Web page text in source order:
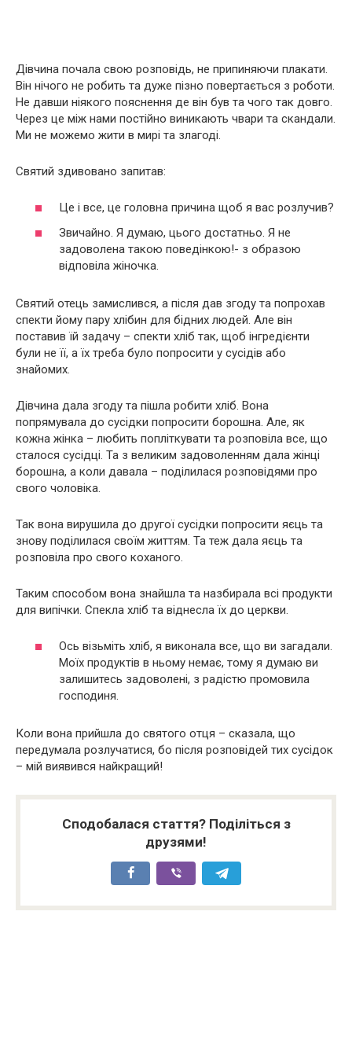
Дівчина почала свою розповідь, не припиняючи плакати.
Він нічого не робить та дуже пізно повертається з роботи.
Не давши ніякого пояснення де він був та чого так довго.
Через це між нами постійно виникають чвари та скандали.
Ми не можемо жити в мирі та злагоді.
Святий здивовано запитав:
Це і все, це головна причина щоб я вас розлучив?
Звичайно. Я думаю, цього достатньо. Я не
задоволена такою поведінкою!- з образою
відповіла жіночка.
Святий отець замислився, а після дав згоду та попрохав
спекти йому пару хлібин для бідних людей. Але він
поставив їй задачу – спекти хліб так, щоб інгредієнти
були не її, а їх треба було попросити у сусідів або
знайомих.
Дівчина дала згоду та пішла робити хліб. Вона
попрямувала до сусідки попросити борошна. Але, як
кожна жінка – любить попліткувати та розповіла все, що
сталося сусідці. Та з великим задоволенням дала жінці
борошна, а коли давала – поділилася розповідями про
свого чоловіка.
Так вона вирушила до другої сусідки попросити яєць та
знову поділилася своїм життям. Та теж дала яєць та
розповіла про свого коханого.
Таким способом вона знайшла та назбирала всі продукти
для випічки. Спекла хліб та віднесла їх до церкви.
Ось візьміть хліб, я виконала все, що ви загадали.
Моїх продуктів в ньому немає, тому я думаю ви
залишитесь задоволені, з радістю промовила
господиня.
Коли вона прийшла до святого отця – сказала, що
передумала розлучатися, бо після розповідей тих сусідок
– мій виявився найкращий!
Сподобалася стаття? Поділіться з
друзями!